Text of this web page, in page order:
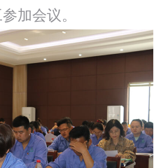
加会议。